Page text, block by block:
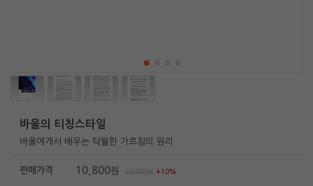
바울의 티칭스타일
바울에게서 배우는 탁월한 가르침의 원리
판매가격 10,800원 12,000원 10%